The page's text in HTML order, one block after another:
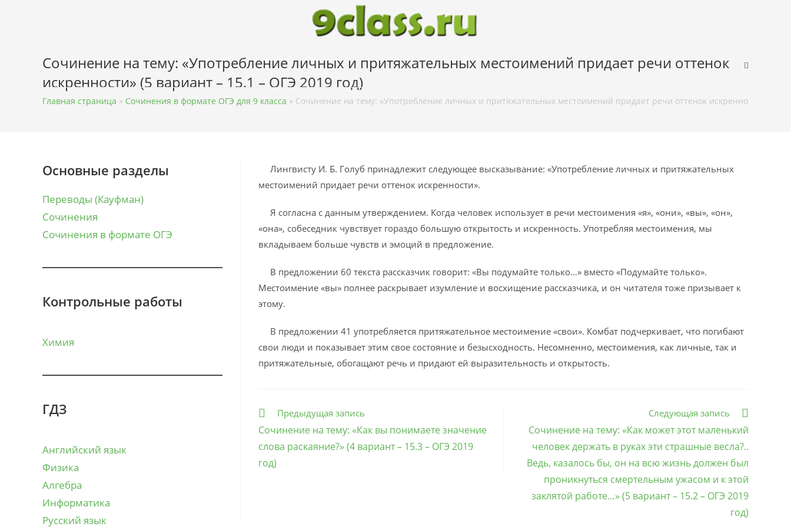
Сочинение на тему: «Употребление личных и притяжательных местоимений придает речи оттенок
искренности» (5 вариант – 15.1 – ОГЭ 2019 год)
Главная страница » Сочинения в формате ОГЭ для 9 класса » Сочинение на тему: «Употребление личных и притяжательных местоимений придает речи оттенок искренности» (5
Основные разделы
Переводы (Кауфман)
Сочинения
Сочинения в формате ОГЭ
Контрольные работы
Химия
ГДЗ
Английский язык
Физика
Алгебра
Информатика
Русский язык
Лингвисту И. Б. Голуб принадлежит следующее высказывание: «Употребление личных и притяжательных
местоимений придает речи оттенок искренности».
Я согласна с данным утверждением. Когда человек использует в речи местоимения «я», «они», «вы», «он»,
«она», собеседник чувствует гораздо большую открытость и искренность. Употребляя местоимения, мы
вкладываем больше чувств и эмоций в предложение.
В предложении 60 текста рассказчик говорит: «Вы подумайте только…» вместо «Подумайте только».
Местоимение «вы» полнее раскрывает изумление и восхищение рассказчика, и он читателя тоже призывает к
этому.
В предложении 41 употребляется притяжательное местоимение «свои». Комбат подчеркивает, что погибают
свои люди и показывает этим свое состояние и безысходность. Несомненно, местоимения, как личные, так и
притяжательные, обогащают речь и придают ей выразительность и открытость.
Еще
Предыдущая запись
Сочинение на тему: «Как вы понимаете значение
слова раскаяние?» (4 вариант – 15.3 – ОГЭ 2019
год)
Следующая запись
Сочинение на тему: «Как может этот маленький
человек держать в руках эти страшные весла?..
Ведь, казалось бы, он на всю жизнь должен был
проникнуться смертельным ужасом и к этой
заклятой работе…» (5 вариант – 15.2 – ОГЭ 2019
год)